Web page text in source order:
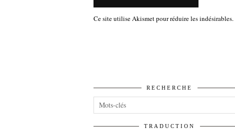
Ce site utilise Akismet pour réduire les indésirables.
RECHERCHE
TRADUCTION